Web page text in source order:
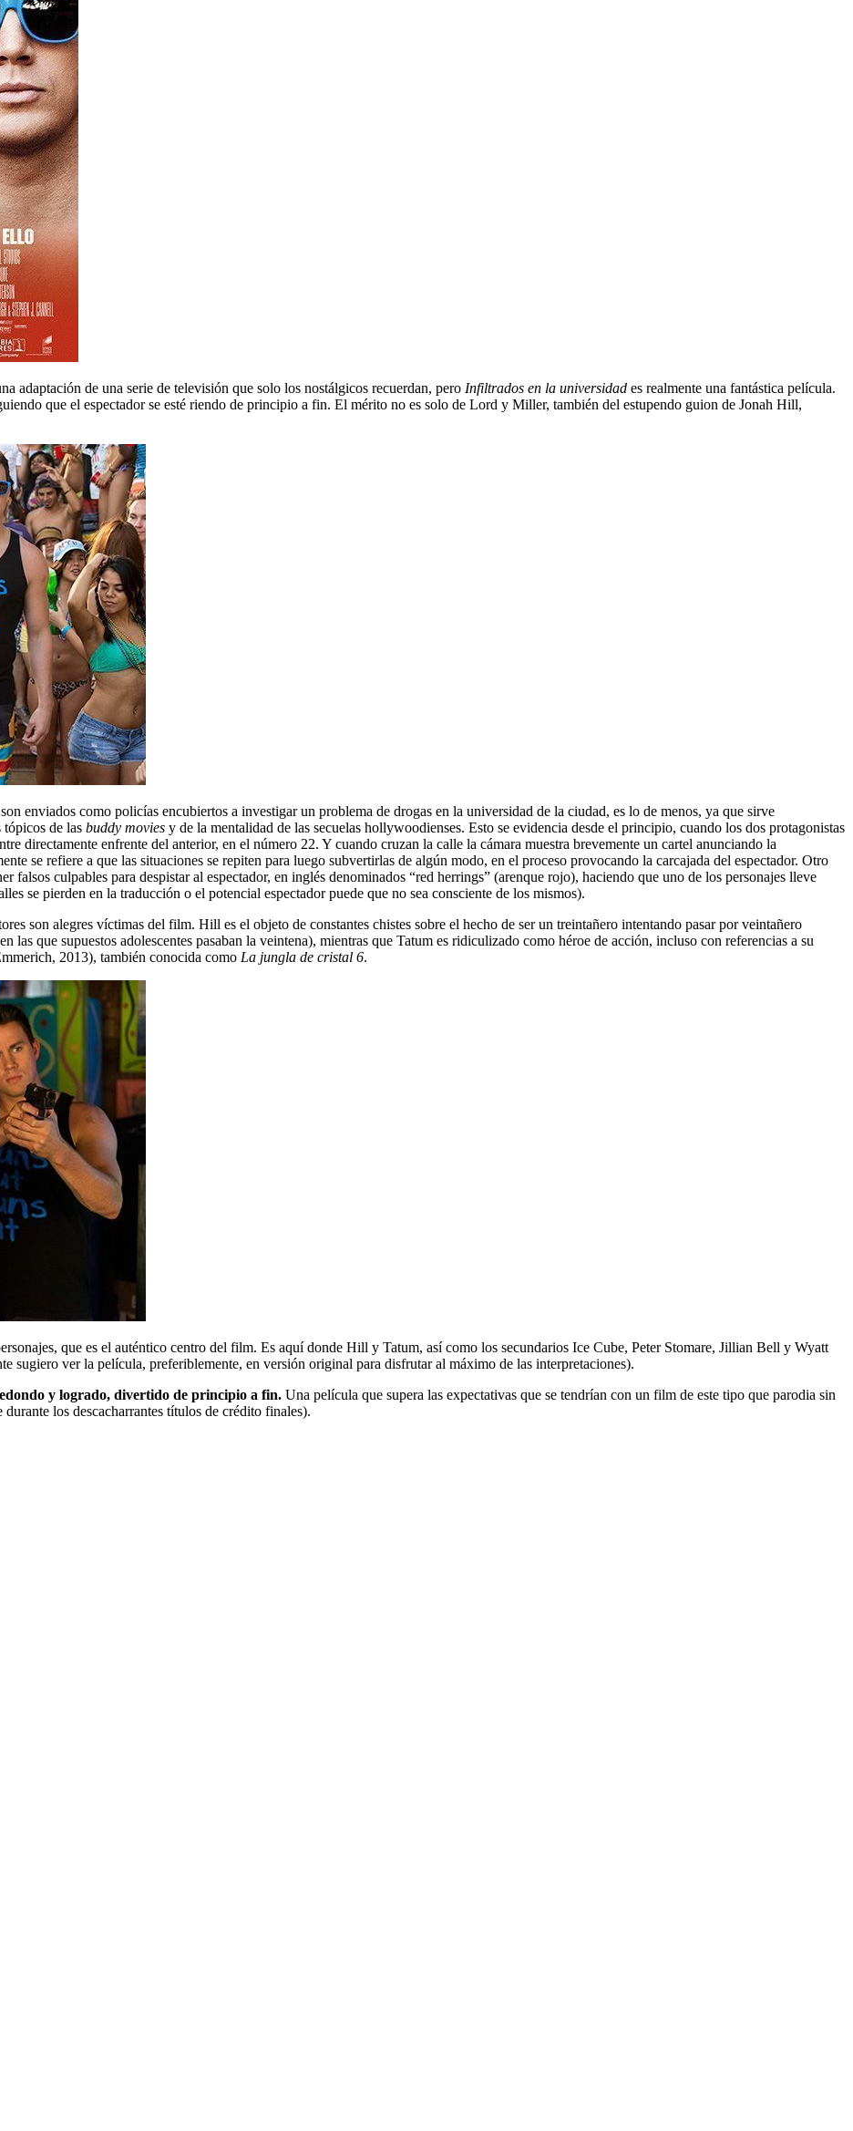
adaptación de una serie de televisión que solo los nostálgicos recuerdan, pero Infiltrados en la universidad es realmente una fantástica película.
que el espectador se esté riendo de principio a fin. El mérito no es solo de Lord y Miller, también del estupendo guion de Jonah Hill,
enviados como policías encubiertos a investigar un problema de drogas en la universidad de la ciudad, es lo de menos, ya que sirve
de las buddy movies y de la mentalidad de las secuelas hollywoodienses. Esto se evidencia desde el principio, cuando los dos protagonistas
directamente enfrente del anterior, en el número 22. Y cuando cruzan la calle la cámara muestra brevemente un cartel anunciando la
se refiere a que las situaciones se repiten para luego subvertirlas de algún modo, en el proceso provocando la carcajada del espectador. Otro
falsos culpables para despistar al espectador, en inglés denominados “red herrings” (arenque rojo), haciendo que uno de los personajes lleve
se pierden en la traducción o el potencial espectador puede que no sea consciente de los mismos).
son alegres víctimas del film. Hill es el objeto de constantes chistes sobre el hecho de ser un treintañero intentando pasar por veintañero
las que supuestos adolescentes pasaban la veintena), mientras que Tatum es ridiculizado como héroe de acción, incluso con referencias a su
2013), también conocida como La jungla de cristal 6.
que es el auténtico centro del film. Es aquí donde Hill y Tatum, así como los secundarios Ice Cube, Peter Stomare, Jillian Bell y Wyatt
sugiero ver la película, preferiblemente, en versión original para disfrutar al máximo de las interpretaciones).
y logrado, divertido de principio a fin. Una película que supera las expectativas que se tendrían con un film de este tipo que parodia sin
los descacharrantes títulos de crédito finales).